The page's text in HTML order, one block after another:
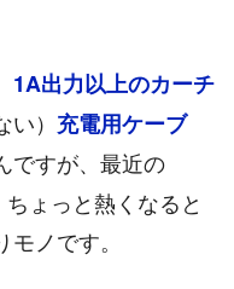
1A出力以上のカーチ
） 充電用ケーブ
ですが、最近の
ょっと熱くなると
ノです。